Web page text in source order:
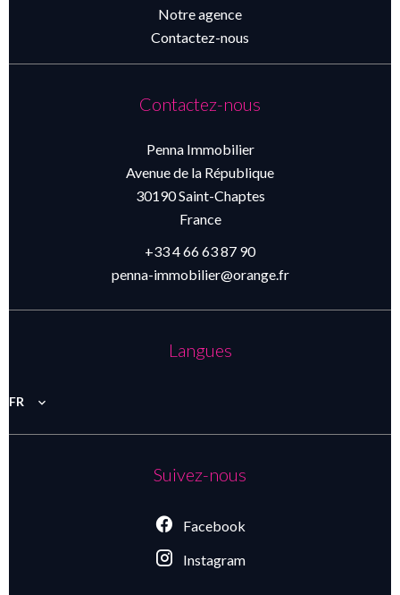
Notre agence
Contactez-nous
Contactez-nous
Penna Immobilier
Avenue de la République
30190Saint-Chaptes
France
+33 4 66 63 87 90
penna-immobilier@orange.fr
Langues
FR
Suivez-nous
Facebook
Instagram